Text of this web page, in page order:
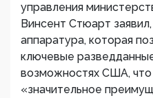
управления
Винсент Стюарт
аппаратура, которая
ключевые
возможностях США,
«значительное